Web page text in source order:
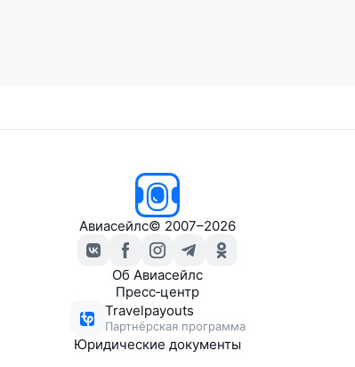
Авиасейлс© 2007–2026
Об Авиасейлс
Пресс‑центр
Travelpayouts
Партнёрская программа
Юридические документы